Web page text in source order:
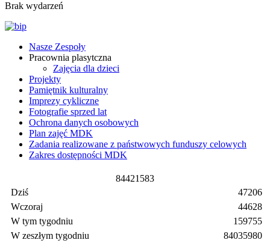
Brak wydarzeń
Nasze Zespoły
Pracownia plasytczna
Zajęcia dla dzieci
Projekty
Pamiętnik kulturalny
Imprezy cykliczne
Fotografie sprzed lat
Ochrona danych osobowych
Plan zajęć MDK
Zadania realizowane z państwowych funduszy celowych
Zakres dostępności MDK
84421 583
Dziś
Wczoraj
W tym tygodniu
W zeszłym tygodniu
47206
44628
159755
84035980